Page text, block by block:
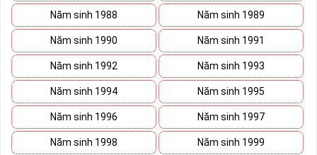
Năm sinh 1988 Năm sinh 1989
Năm sinh 1990 Năm sinh 1991
Năm sinh 1992 Năm sinh 1993
Năm sinh 1994 Năm sinh 1995
Năm sinh 1996 Năm sinh 1997
Năm sinh 1998 Năm sinh 1999